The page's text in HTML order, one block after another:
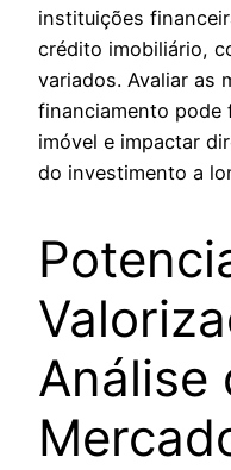
instituições
crédito imobiliário,
variados. Avaliar as
financiamento pode
imóvel e impactar
do investimento a
Análise